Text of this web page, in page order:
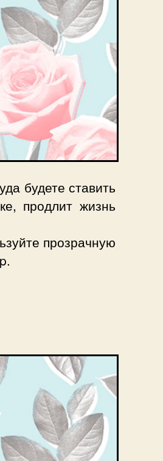
будете ставить
продлит жизнь
прозрачную